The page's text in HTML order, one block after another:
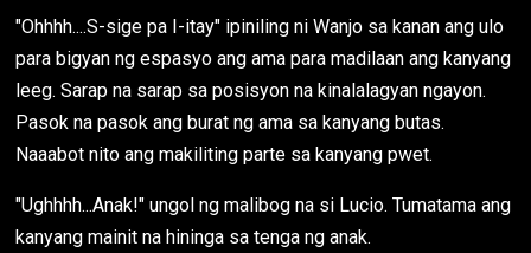
"Ohhhh....S-sige pa I-itay" ipiniling ni Wanjo sa kanan ang ulo
para bigyan ng espasyo ang ama para madilaan ang kanyang
leeg. Sarap na sarap sa posisyon na kinalalagyan ngayon.
Pasok na pasok ang burat ng ama sa kanyang butas.
Naaabot nito ang makiliting parte sa kanyang pwet.
"Ughhhh...Anak!" ungol ng malibog na si Lucio. Tumatama ang
kanyang mainit na hininga sa tenga ng anak.